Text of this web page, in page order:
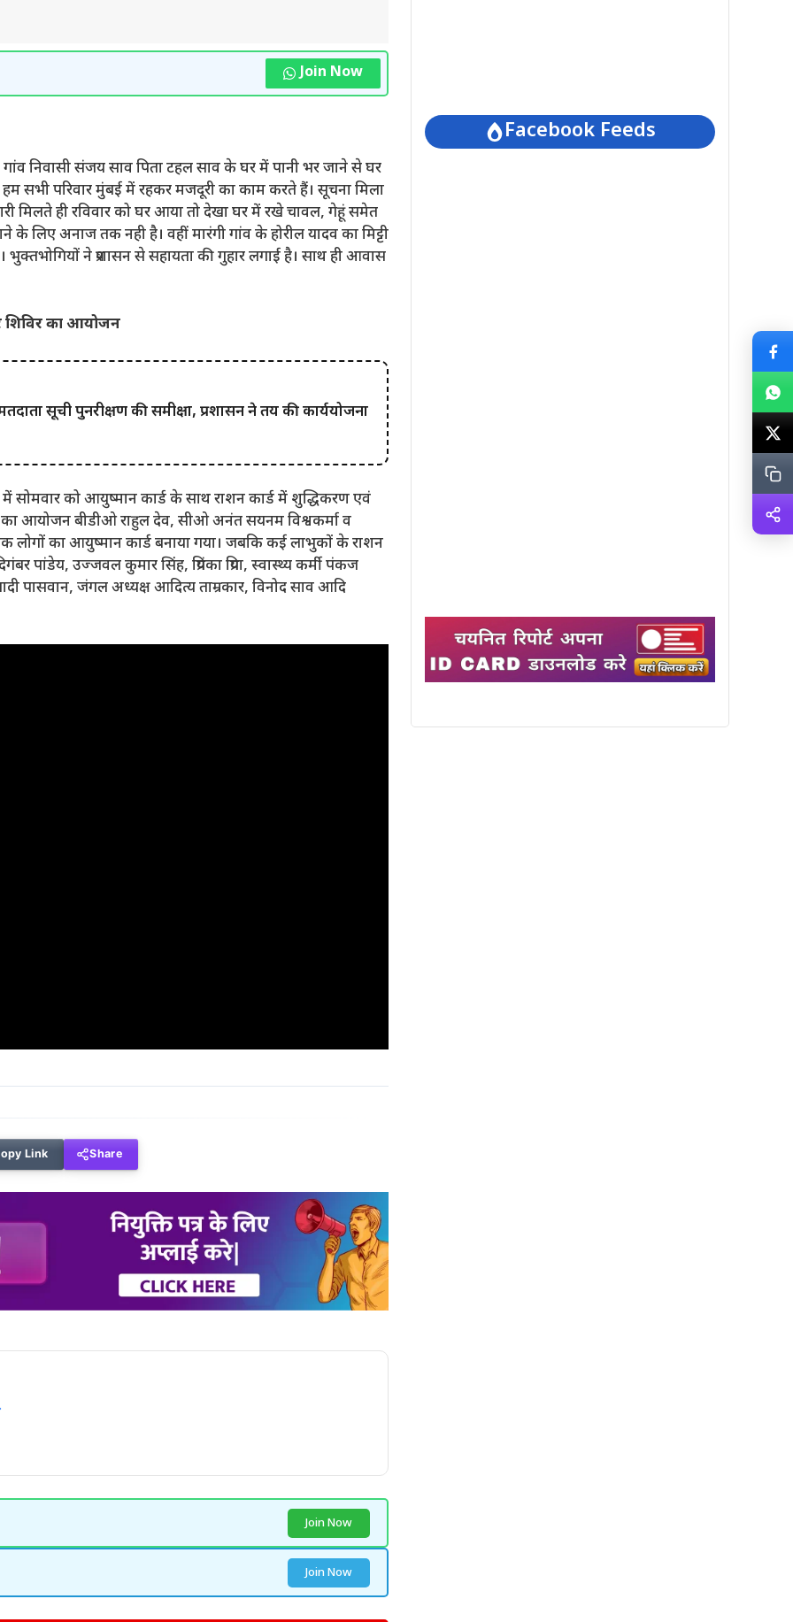
Join Now
गांव निवासी संजय साव पिता टहल साव के घर में पानी भर जाने से घर
सभी परिवार मुंबई में रहकर मजदूरी का काम करते हैं। सूचना मिला
मिलते ही रविवार को घर आया तो देखा घर में रखे चावल, गेहूं समेत
लिए अनाज तक नही है। वहीं मारंगी गांव के होरील यादव का मिट्टी
ने प्रशासन से सहायता की गुहार लगाई है। साथ ही आवास
शिविर का आयोजन
सूची पुनरीक्षण की समीक्षा, प्रशासन ने तय की कार्ययोजना
में सोमवार को आयुष्मान कार्ड के साथ राशन कार्ड में शुद्धिकरण एवं
आयोजन बीडीओ राहुल देव, सीओ अनंत सयनम विश्वकर्मा व
लोगों का आयुष्मान कार्ड बनाया गया। जबकि कई लाभुकों के राशन
पांडेय, उज्जवल कुमार सिंह, प्रियंका प्रिया, स्वास्थ्य कर्मी पंकज
पासवान, जंगल अध्यक्ष आदित्य ताम्रकार, विनोद साव आदि
Link Share
Join Now
Join Now
Facebook Feeds